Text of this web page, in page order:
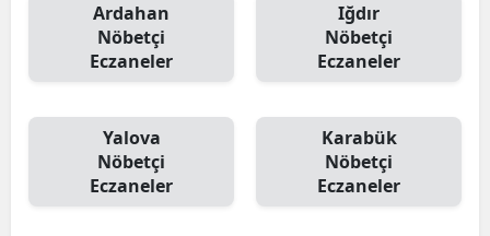
Ardahan
Nöbetçi
Eczaneler
Iğdır
Nöbetçi
Eczaneler
Yalova
Nöbetçi
Eczaneler
Karabük
Nöbetçi
Eczaneler